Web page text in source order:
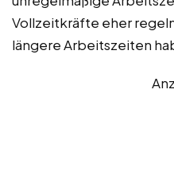
Vollzeitkräfte eher
längere Arbeitszeiten